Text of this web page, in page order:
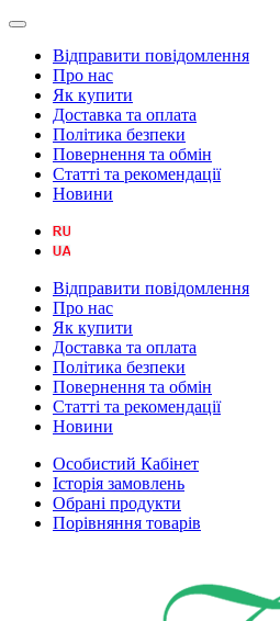
Відправити повідомлення
Про нас
Як купити
Доставка та оплата
Політика безпеки
Повернення та обмін
Статті та рекомендації
Новини
Відправити повідомлення
Про нас
Як купити
Доставка та оплата
Політика безпеки
Повернення та обмін
Статті та рекомендації
Новини
Особистий Кабінет
Історія замовлень
Обрані продукти
Порівняння товарів